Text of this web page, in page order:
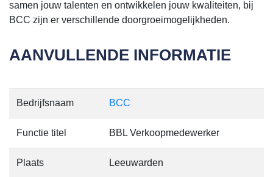
samen jouw talenten en ontwikkelen jouw kwaliteiten, bij
BCC zijn er verschillende doorgroeimogelijkheden.
AANVULLENDE INFORMATIE
Bedrijfsnaam BCC
Functie titel BBL Verkoopmedewerker
Plaats Leeuwarden